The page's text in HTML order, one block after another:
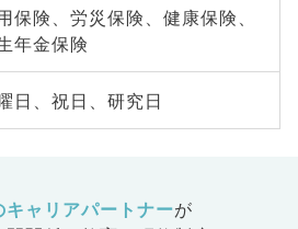
保険、労災保険、健康保険、
年金保険
日、祝日、研究日
キャリアパートナーが